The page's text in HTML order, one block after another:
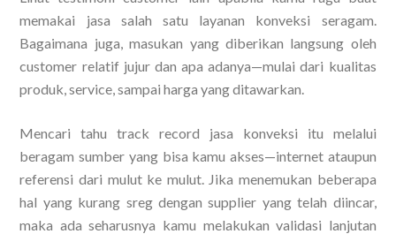
memakai jasa salah satu layanan konveksi seragam.
Bagaimana juga, masukan yang diberikan langsung oleh
customer relatif jujur dan apa adanya—mulai dari kualitas
produk, service, sampai harga yang ditawarkan.
Mencari tahu track record jasa konveksi itu melalui
beragam sumber yang bisa kamu akses—internet ataupun
referensi dari mulut ke mulut. Jika menemukan beberapa
hal yang kurang sreg dengan supplier yang telah diincar,
maka ada seharusnya kamu melakukan validasi lanjutan